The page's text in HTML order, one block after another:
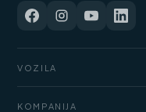
VOZILA
KOMPANIJA